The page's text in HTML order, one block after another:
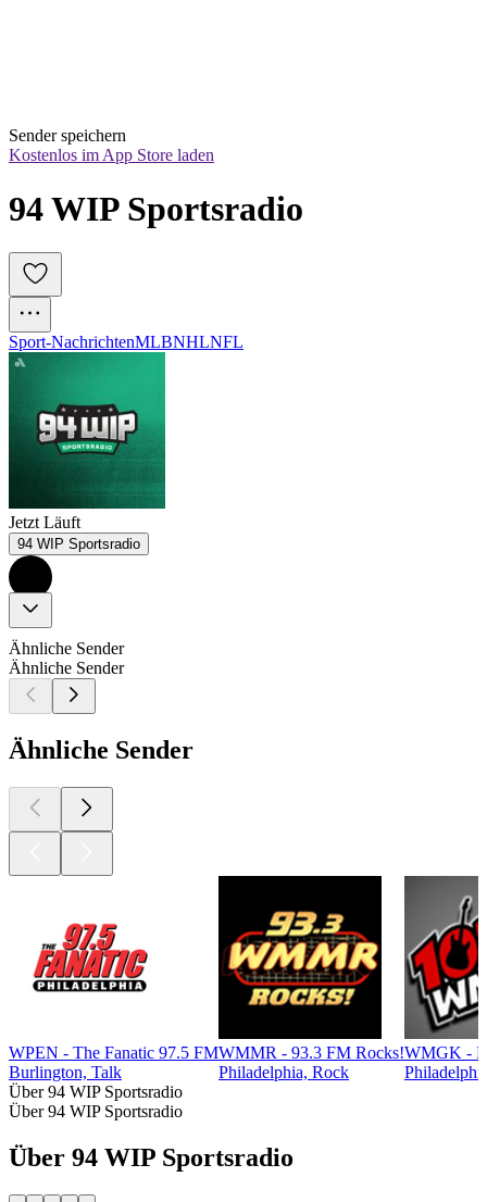
Sender speichern
Kostenlos im App Store laden
94 WIP Sportsradio
Sport-NachrichtenMLBNHLNFL
Jetzt Läuft
94 WIP Sportsradio
Ähnliche Sender
Ähnliche Sender
Ähnliche Sender
WPEN - The Fanatic 97.5 FM
Burlington, Talk
WMMR - 93.3 FM Rocks!
Philadelphia, Rock
WMGK -
Über 94 WIP Sportsradio
Über 94 WIP Sportsradio
Über 94 WIP Sportsradio